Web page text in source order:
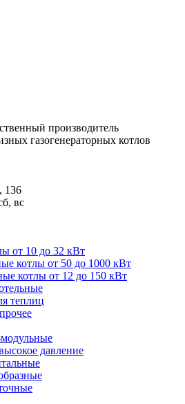
производитель
газогенераторных котлов
136
вс
от 10 до 32 кВт
котлы от 50 до 1000 кВт
котлы от 12 до 150 кВт
теплиц
давление